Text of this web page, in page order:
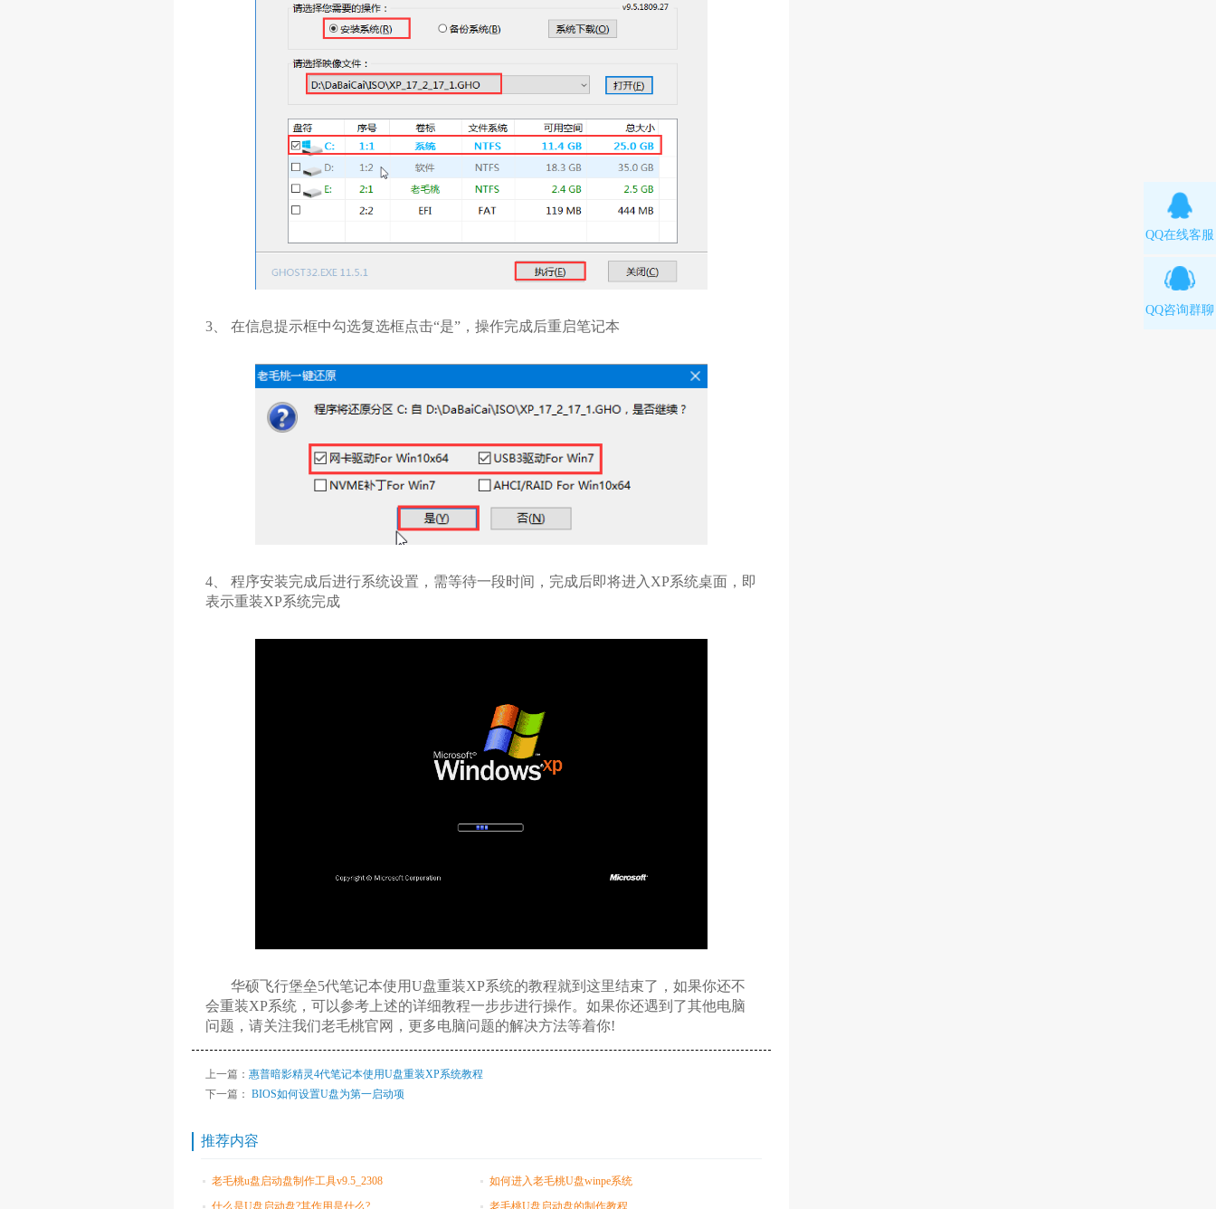
3、 在信息提示框中勾选复选框点击“是”，操作完成后重启笔记本
4、 程序安装完成后进行系统设置，需等待一段时间，完成后即将进入XP系统桌面，即
表示重装XP系统完成
华硕飞行堡垒5代笔记本使用U盘重装XP系统的教程就到这里结束了，如果你还不
会重装XP系统，可以参考上述的详细教程一步步进行操作。如果你还遇到了其他电脑
问题，请关注我们老毛桃官网，更多电脑问题的解决方法等着你!
上一篇： 惠普暗影精灵4代笔记本使用U盘重装XP系统教程
下一篇： BIOS如何设置U盘为第一启动项
推荐内容
老毛桃u盘启动盘制作工具v9.5_2308
如何进入老毛桃U盘winpe系统
什么是U盘启动盘?其作用是什么?
老毛桃U盘启动盘的制作教程
QQ在线客服
QQ咨询群聊